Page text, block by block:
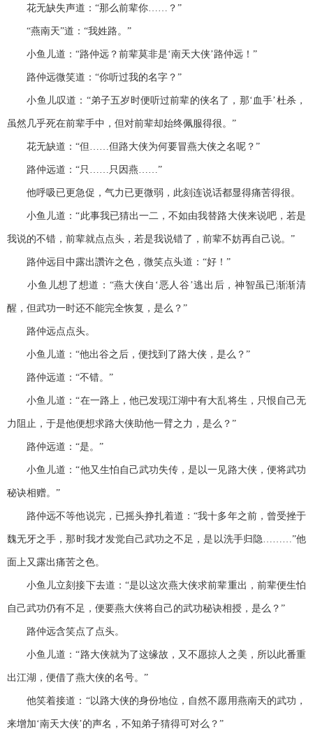
花无缺失声道：“那么前辈你……？”
“燕南天”道：“我姓路。”
小鱼儿道：“路仲远？前辈莫非是‘南天大侠’路仲远！”
路仲远微笑道：“你听过我的名字？”
小鱼儿叹道：“弟子五岁时便听过前辈的侠名了，那‘血手’杜杀，
虽然几乎死在前辈手中，但对前辈却始终佩服得很。”
花无缺道：“但……但路大侠为何要冒燕大侠之名呢？”
路仲远道：“只……只因燕……”
他呼吸已更急促，气力已更微弱，此刻连说话都显得痛苦得很。
小鱼儿道：“此事我已猜出一二，不如由我替路大侠来说吧，若是
我说的不错，前辈就点点头，若是我说错了，前辈不妨再自己说。”
路仲远目中露出讚许之色，微笑点头道：“好！”
小鱼儿想了想道：“燕大侠自‘恶人谷’逃出后，神智虽已渐渐清
醒，但武功一时还不能完全恢复，是么？”
路仲远点点头。
小鱼儿道：“他出谷之后，便找到了路大侠，是么？”
路仲远道：“不错。”
小鱼儿道：“在一路上，他已发现江湖中有大乱将生，只恨自己无
力阻止，于是他便想求路大侠助他一臂之力，是么？”
路仲远道：“是。”
小鱼儿道：“他又生怕自己武功失传，是以一见路大侠，便将武功
秘诀相赠。”
路仲远不等他说完，已摇头挣扎着道：“我十多年之前，曾受挫于
魏无牙之手，那时我才发觉自己武功之不足，是以洗手归隐………”他
面上又露出痛苦之色。
小鱼儿立刻接下去道：“是以这次燕大侠求前辈重出，前辈便生怕
自己武功仍有不足，便要燕大侠将自己的武功秘诀相授，是么？”
路仲远含笑点了点头。
小鱼儿道：“路大侠就为了这缘故，又不愿掠人之美，所以此番重
出江湖，便借了燕大侠的名号。”
他笑着接道：“以路大侠的身份地位，自然不愿用燕南天的武功，
来增加‘南天大侠’的声名，不知弟子猜得可对么？”